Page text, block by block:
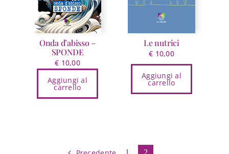
nella
pagina
del
prodotto
Onda d’abisso –
SPONDE
€ 10,00
Aggiungi al
carrello
Le nutrici
€ 10,00
Aggiungi al
carrello
1 2